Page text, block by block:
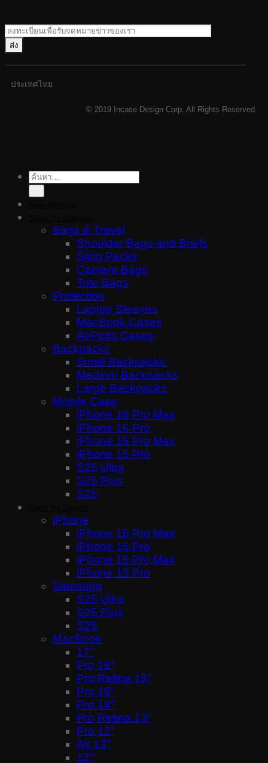
ประเทศไทย
© 2019 Incase Design Corp. All Rights Reserved.
ค้นหา:
Bags & Travel
Shoulder Bags and Briefs
Sling Packs
Camera Bags
Tote Bags
Protection
Laptop Sleeves
MacBook Cases
AirPods Cases
Backpacks
Small Backpacks
Medium Backpacks
Large Backpacks
Mobile Case
iPhone 16 Pro Max
iPhone 16 Pro
iPhone 15 Pro Max
iPhone 15 Pro
S25 Ultra
S25 Plus
S25
iPhone
iPhone 16 Pro Max
iPhone 16 Pro
iPhone 15 Pro Max
iPhone 15 Pro
Samsung
S25 Ultra
S25 Plus
S25
MacBook
17″
Pro 16″
Pro Retina 15″
Pro 15″
Pro 14″
Pro Retina 13″
Pro 13″
Air 13″
12″